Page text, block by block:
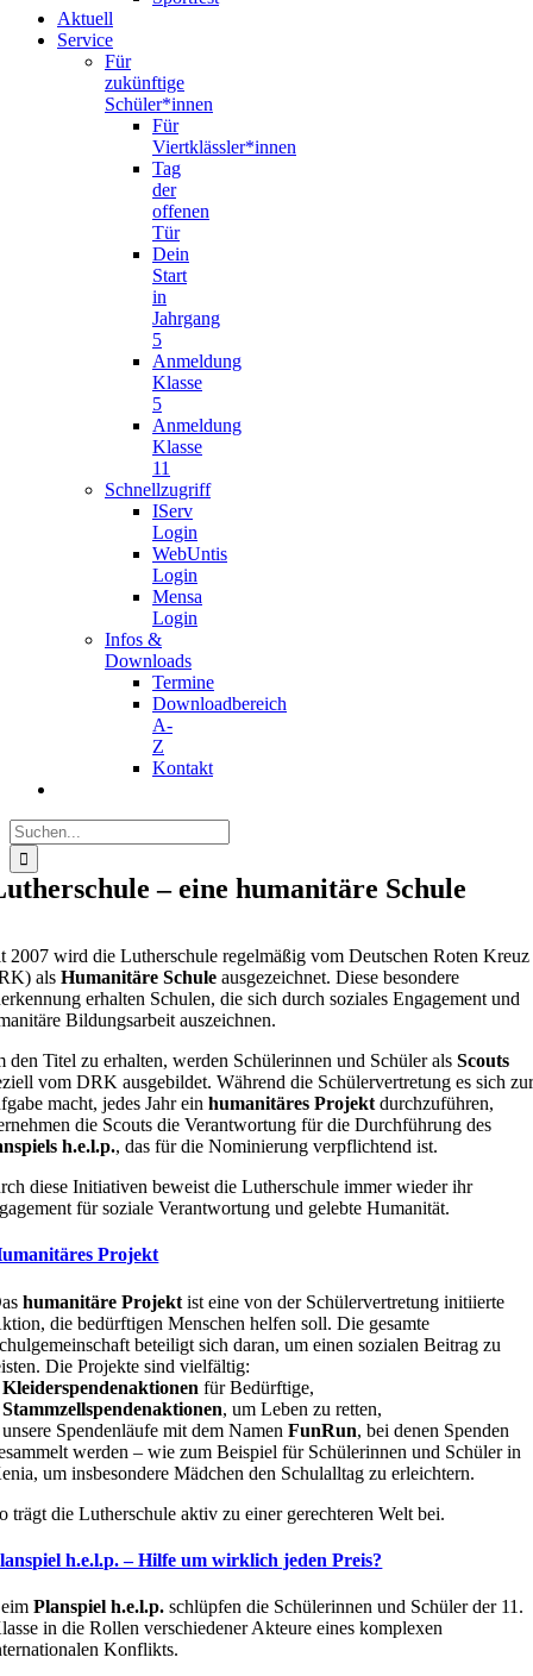
Aktuell
Service
Für
zukünftige
Schüler*innen
Für
Viertklässler*innen
Tag
der
offenen
Tür
Dein
Start
in
Jahrgang
5
Anmeldung
Klasse
5
Anmeldung
Klasse
11
Schnellzugriff
IServ
Login
WebUntis
Login
Mensa
Login
Infos &
Downloads
Termine
Downloadbereich
A-
Z
Kontakt
Suche
nach:
– eine humanitäre Schule
2007 wird die Lutherschule regelmäßig vom Deutschen Roten Kreuz
alsHumanitäre Schule ausgezeichnet. Diese besondere
erhalten Schulen, die sich durch soziales Engagement und
Bildungsarbeit auszeichnen.
den Titel zu erhalten, werden Schülerinnen und Schüler alsScouts
vom DRK ausgebildet. Während die Schülervertretung es sich
macht, jedes Jahr einhumanitäres Projekt durchzuführen,
die Scouts die Verantwortung für die Durchführung des
h.e.l.p., das für die Nominierung verpflichtend ist.
diese Initiativen beweist die Lutherschule immer wieder ihr
für soziale Verantwortung und gelebte Humanität.
Projekt
humanitäre Projekt ist eine von der Schülervertretung initiierte
die bedürftigen Menschen helfen soll. Die gesamte
beteiligt sich daran, um einen sozialen Beitrag zu
Die Projekte sind vielfältig:
Kleiderspendenaktionen für Bedürftige,
Stammzellspendenaktionen, um Leben zu retten,
Spendenläufe mit dem NamenFunRun, bei denen Spenden
werden – wie zum Beispiel für Schülerinnen und Schüler in
um insbesondere Mädchen den Schulalltag zu erleichtern.
trägt die Lutherschule aktiv zu einer gerechteren Welt bei.
h.e.l.p. – Hilfe um wirklich jeden Preis?
Planspiel h.e.l.p. schlüpfen die Schülerinnen und Schüler der 11.
in die Rollen verschiedener Akteure eines komplexen
Konflikts.